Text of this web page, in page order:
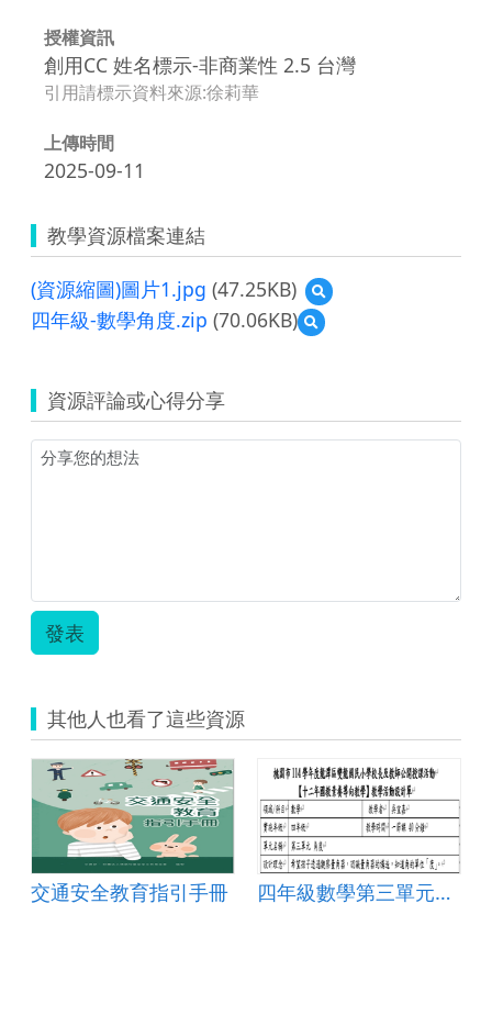
授權資訊
創用CC 姓名標示-非商業性 2.5 台灣
引用請標示資料來源:徐莉華
上傳時間
2025-09-11
教學資源檔案連結
(資源縮圖)圖片1.jpg (47.25KB)
預
覽
片
四年級-數學角度.zip (70.06KB)
預
覽
數
學
資源評論或心得分享
發表
其他人也看了這些資源
交通安全教育指引手冊 四年級數學第三單元角度